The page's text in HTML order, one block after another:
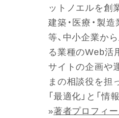
ットノエルを創
建築・医療・製造
等、中小企業か
る業種のWeb活
サイトの企画や
まの相談役を担
「最適化」と「情
»著者プロフィ